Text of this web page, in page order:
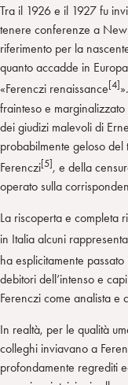
Tra il 1926 e il 1927 fu
tenere conferenze a
riferimento per la
quanto accadde in
«Ferenczi renaissance [4]
frainteso e
dei giudizi malevoli di
probabilmente geloso del
Ferenczi[5], e della
operato sulla
La riscoperta e completa
in Italia alcuni
ha esplicitamente
debitori dell’intenso e
Ferenczi come analista e
In realtà, per le qualità
colleghi inviavano a
profondamente regrediti